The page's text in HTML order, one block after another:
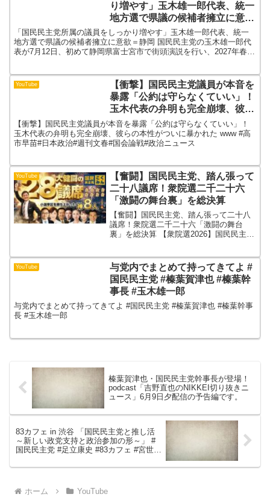
り増やす」玉木雄一郎代表、統一
地方選で県議の候補者擁立に意欲
＝静岡
「国民民主党所属の議員をしっかり増やす」玉木雄一郎代表、統一
地方選で県議の候補者擁立に意欲＝静岡 国民民主党の玉木雄一郎代
表が7月12日、初めて静岡県富士宮市で街頭演説を行い、2027年春の
YouTube
【衝撃】国民民主党議員が本音を
暴露「公約は守らなくていい」！
玉木代表の弁明も完全崩壊、彼ら
の本性がついに暴かれた www
【衝撃】国民民主党議員が本音を暴露「公約は守らなくていい」！
玉木代表の弁明も完全崩壊、彼らの本性がついに暴かれた www #高
市早苗#日本政治#週刊文春#国会論戦#政治ニュース
YouTube
【奮闘】国民民主党、踏ん張って
二十八議席！衆院選二千二十六
「激闘の舞台裏」を総決算
【奮闘】国民民主党、踏ん張って二十八
議席！衆院選二千二十六「激闘の舞台
裏」を総決算 【衆院選2026】国民民主
た？国民民主“勝ち筋”徹底解剖（衆院選
2026）比例復...
YouTube
与党内でまとめて持ってきてよ #
国民民主党 #榛葉賀津也 #榛葉幹
事長 #玉木雄一郎
与党内でまとめて持ってきてよ #国民民主党 #榛葉賀津也 #榛葉幹事
長 #玉木雄一郎
榛葉賀津也・国民民主党幹事長が登場！
podcast「吉野直也のNIKKEI切り抜きニ
ュース」6月9日夕配信の予告編です。
83カフェ in 渋谷 「国民民主党と推し活
～新しい政党支持と政治参加の形～」 #
国民民主党 #足立康史 #83カフェ #宮世琉
ホーム YouTube